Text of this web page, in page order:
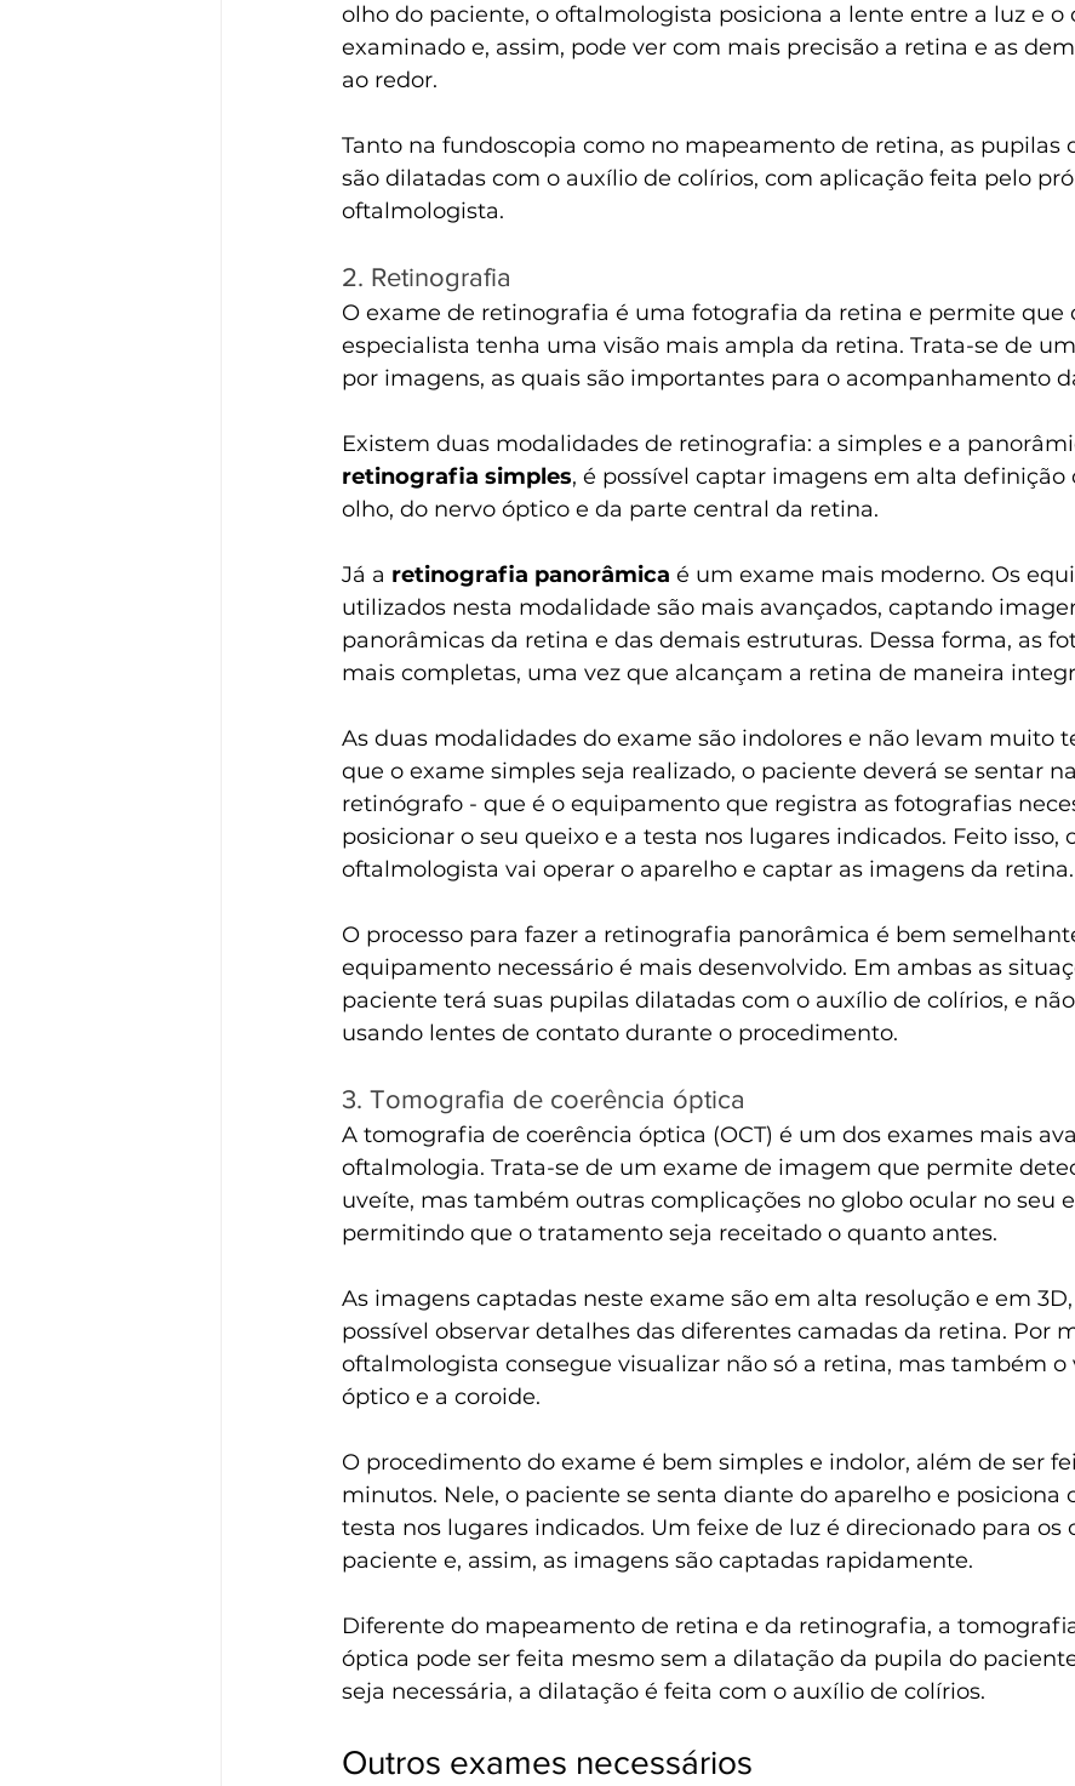
olho do paciente, o oftalmologista posiciona a lente entre a luz e o
examinado e, assim, pode ver com mais precisão a retina e as
ao redor.
Tanto na fundoscopia como no mapeamento de retina, as pupilas
são dilatadas com o auxílio de colírios, com aplicação feita pelo
oftalmologista.
2. Retinografia
O exame de retinografia é uma fotografia da retina e permite que
especialista tenha uma visão mais ampla da retina. Trata-se de
por imagens, as quais são importantes para o acompanhamento
Existem duas modalidades de retinografia: a simples e a
retinografia simples, é possível captar imagens em alta definição
olho, do nervo óptico e da parte central da retina.
Já a retinografia panorâmica é um exame mais moderno. Os
utilizados nesta modalidade são mais avançados, captando
panorâmicas da retina e das demais estruturas. Dessa forma, as
mais completas, uma vez que alcançam a retina de maneira
As duas modalidades do exame são indolores e não levam muito
que o exame simples seja realizado, o paciente deverá se sentar
retinógrafo - que é o equipamento que registra as fotografias
posicionar o seu queixo e a testa nos lugares indicados. Feito isso,
oftalmologista vai operar o aparelho e captar as imagens da retina.
O processo para fazer a retinografia panorâmica é bem
equipamento necessário é mais desenvolvido. Em ambas as
paciente terá suas pupilas dilatadas com o auxílio de colírios, e
usando lentes de contato durante o procedimento.
3. Tomografia de coerência óptica
A tomografia de coerência óptica (OCT) é um dos exames mais
oftalmologia. Trata-se de um exame de imagem que permite
uveíte, mas também outras complicações no globo ocular no seu
permitindo que o tratamento seja receitado o quanto antes.
As imagens captadas neste exame são em alta resolução e em
possível observar detalhes das diferentes camadas da retina. Por
oftalmologista consegue visualizar não só a retina, mas também o
óptico e a coroide.
O procedimento do exame é bem simples e indolor, além de ser
minutos. Nele, o paciente se senta diante do aparelho e posiciona
testa nos lugares indicados. Um feixe de luz é direcionado para os
paciente e, assim, as imagens são captadas rapidamente.
Diferente do mapeamento de retina e da retinografia, a
óptica pode ser feita mesmo sem a dilatação da pupila do
seja necessária, a dilatação é feita com o auxílio de colírios.
Outros exames necessários